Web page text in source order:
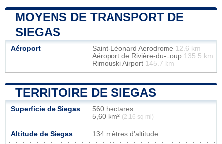
MOYENS DE TRANSPORT DE
SIEGAS
Aéroport Saint-Léonard Aerodrome 12.6 km
Aéroport de Rivière-du-Loup 135.5 km
Rimouski Airport 145.7 km
TERRITOIRE DE SIEGAS
Superficie de Siegas
560 hectares
5,60 km² (2,16 sq mi)
Altitude de Siegas 134 mètres d'altitude